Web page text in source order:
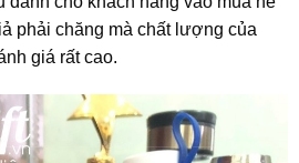
phải chăng mà chất lượng của
giá rất cao.